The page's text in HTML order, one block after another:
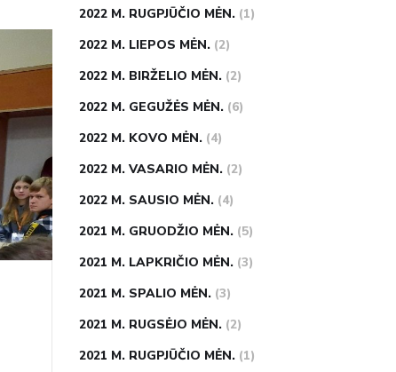
2022 M. RUGPJŪČIO MĖN. (1)
2022 M. LIEPOS MĖN. (2)
2022 M. BIRŽELIO MĖN. (2)
2022 M. GEGUŽĖS MĖN. (6)
2022 M. KOVO MĖN. (4)
2022 M. VASARIO MĖN. (2)
2022 M. SAUSIO MĖN. (4)
2021 M. GRUODŽIO MĖN. (5)
2021 M. LAPKRIČIO MĖN. (3)
2021 M. SPALIO MĖN. (3)
2021 M. RUGSĖJO MĖN. (2)
2021 M. RUGPJŪČIO MĖN. (1)